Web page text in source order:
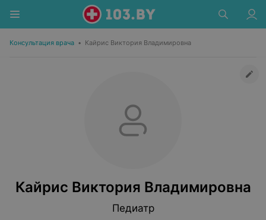
Консультация врача • Кайрис Виктория Владимировна
Кайрис Виктория Владимировна
Педиатр